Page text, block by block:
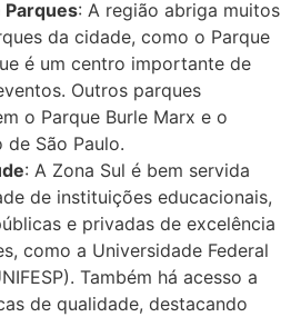
Parques: A região abriga muitos
da cidade, como o Parque
é um centro importante de
Outros parques
o Parque Burle Marx e o
São Paulo.
: A Zona Sul é bem servida
de instituições educacionais,
e privadas de excelência
como a Universidade Federal
Também há acesso a
de qualidade, destacando